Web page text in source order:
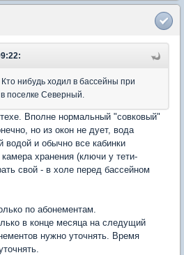
нибудь ходил в бассейны при
поселке Северный.
Вполне нормальный "совковый"
но из окон не дует, вода
водой и обычно все кабинки
хранения (ключи у тети-
свой - в холе перед бассейном
по абонементам.
в конце месяца на следущий
нужно уточнять. Время